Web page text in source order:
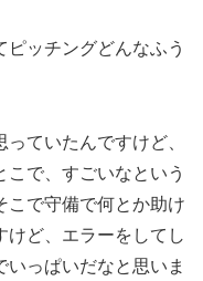
ッチングどんなふう
ていたんですけど、
で、すごいなという
こで守備で何とか助け
けど、エラーをしてし
いっぱいだなと思いま